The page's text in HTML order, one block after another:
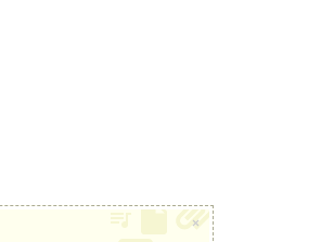
×